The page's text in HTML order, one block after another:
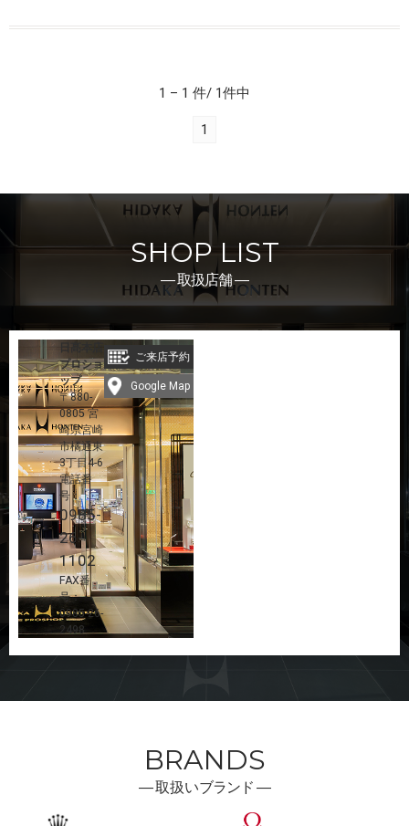
1 – 1 件/ 1件中
1
SHOP LIST
― 取扱店舗 ―
日髙本店
プロショ
ップ
〒880-
0805 宮
崎県宮崎
市橘通東
3丁目4-6
電話番
号：
0985-
26-
1102
FAX番
号：
0985-26-
2498
ご来店予約
Google Map
BRANDS
―取扱いブランド ―